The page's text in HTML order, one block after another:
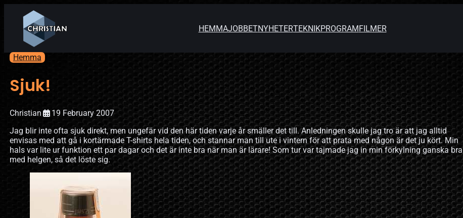
HEMMAJOBBETNYHETERTEKNIKPROGRAMFILMER
Hemma
Sjuk!
Christian
19 February 2007
Jag blir inte ofta sjuk direkt, men ungefär vid den här tiden varje år smäller det till. Anledningen skulle jag tro är att jag alltid
envisas med att gå i kortärmade T-shirts hela tiden, och stannar man till ute i vintern för att prata med någon är det ju kört. Min
hals var lite ur funktion ett par dagar och det är inte bra när man är lärare! Som tur var tajmade jag in min förkylning ganska bra
med helgen, så det löste sig.